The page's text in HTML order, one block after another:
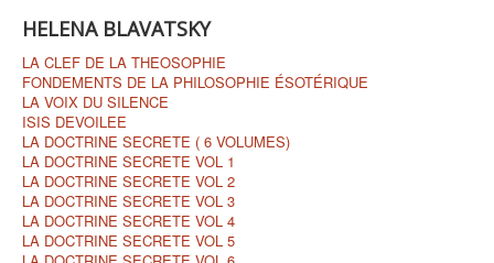
HELENA BLAVATSKY
LA CLEF DE LA THEOSOPHIE
FONDEMENTS DE LA PHILOSOPHIE ÉSOTÉRIQUE
LA VOIX DU SILENCE
ISIS DEVOILEE
LA DOCTRINE SECRETE ( 6 VOLUMES)
LA DOCTRINE SECRETE VOL 1
LA DOCTRINE SECRETE VOL 2
LA DOCTRINE SECRETE VOL 3
LA DOCTRINE SECRETE VOL 4
LA DOCTRINE SECRETE VOL 5